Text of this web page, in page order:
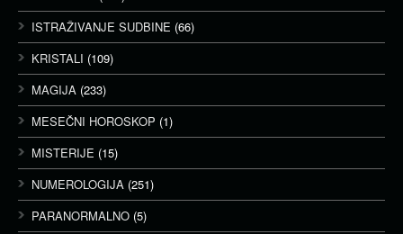
ISTRAŽIVANJE SUDBINE (66)
KRISTALI (109)
MAGIJA (233)
MESEČNI HOROSKOP (1)
MISTERIJE (15)
NUMEROLOGIJA (251)
PARANORMALNO (5)